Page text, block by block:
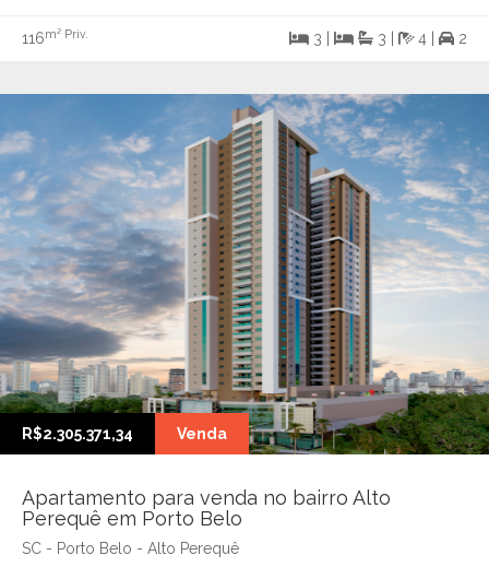
116m² Priv. 3 | 3 | 4 | 2
R$2.305.371,34 Venda
Apartamento para venda no bairro Alto
Perequê em Porto Belo
SC - Porto Belo - Alto Perequê